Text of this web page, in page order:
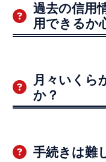
に事前審査を済ま
そのため、ご来院
スムーズにご案内
過去の信用
用できるか
前の事前申込みを
利用が難しい場合
待ちいただくこと
ります。
月々いくら
か？
ご利用金額により
手続きは難